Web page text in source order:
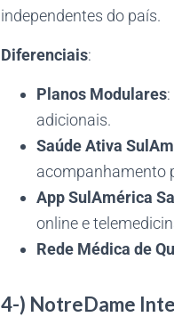
independentes do país.
Diferenciais:
Planos Modulares
adicionais.
Saúde Ativa
acompanhamento
App SulAmérica
online e
Rede Médica de
4-) NotreDame